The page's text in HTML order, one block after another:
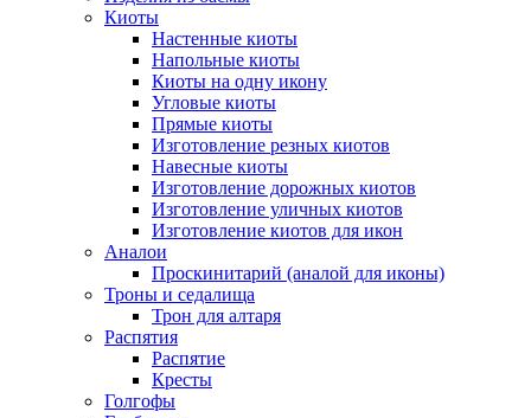
Киоты
Настенные киоты
Напольные киоты
Киоты на одну икону
Угловые киоты
Прямые киоты
Изготовление резных киотов
Навесные киоты
Изготовление дорожных киотов
Изготовление уличных киотов
Изготовление киотов для икон
Аналои
Проскинитарий (аналой для иконы)
Троны и седалища
Трон для алтаря
Распятия
Распятие
Кресты
Голгофы